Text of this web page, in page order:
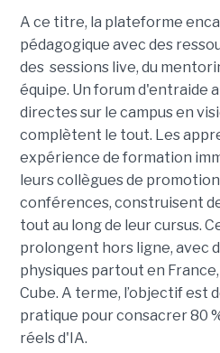
A ce titre, la plateforme
pédagogique avec des
des sessions live, du
équipe. Un forum d'entraide
directes sur le campus en
complètent le tout. Les
expérience de formation
leurs collègues de
conférences, construisent
tout au long de leur cursus.
prolongent hors ligne, avec
physiques partout en
Cube. A terme, l’objectif est
pratique pour consacrer 80
réels d'IA.